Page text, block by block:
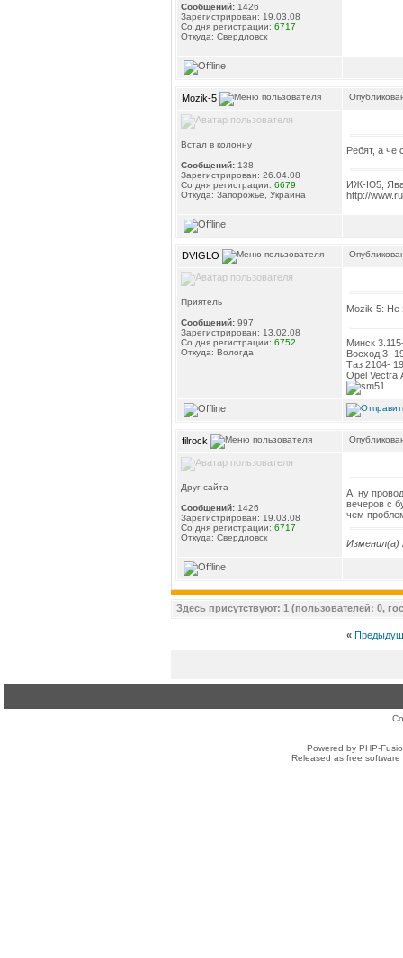
Сообщений: 1426
Зарегистрирован: 19.03.08
Со дня регистрации: 6717
Откуда: Свердловск
Mozik-5
Встал в колонну
Сообщений: 138
Зарегистрирован: 26.04.08
Со дня регистрации: 6679
Откуда: Запорожье, Украина
Ребят, а че
ИЖ-Ю5, Ява
http://
DVIGLO
Приятель
Сообщений: 997
Зарегистрирован: 13.02.08
Со дня регистрации: 6752
Откуда: Вологда
Mozik-5: Не
Минск
Восход 3-
Таз 2104-
Opel Vectra
filrock
Друг сайта
Сообщений: 1426
Зарегистрирован: 19.03.08
Со дня регистрации: 6717
Откуда: Свердловск
А, ну
вечеров с
чем
Изменил(а)
Здесь присутствуют: 1 (пользователей: 0,
«
Powered by PHP-
Released as free